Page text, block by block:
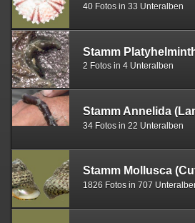
40 Fotos in 33 Unteralben
2 Fotos in 4 Unteralben
Stamm Annelida
34 Fotos in 22 Unteralben
Stamm Mollusca
1826 Fotos in 707